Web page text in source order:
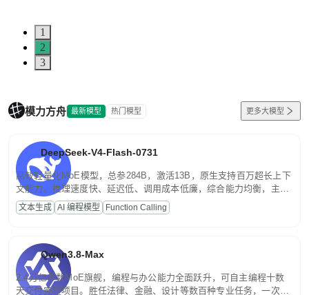
1
2
3
模力方舟 最新模型 热门模型 更多大模型
DeepSeek-V4-Flash-0731
高效轻量化MoE模型，总参284B，激活13B，原生支持百万超长上下
文能力。推理速度快、延迟低、调用成本低廉，综合能力均衡，主打
高并发、轻量化任务，适合日常对话、内容创作、基础 RAG、批量
文案处理等普惠刚需场景。
文本生成 AI 编程模型 Function Calling
Qwen3.8-Max
2.4万亿参数MoE旗舰，编程与办公能力全面跃升，可自主编程十数
天交付完整项目。胜任法律、金融、设计等数百种专业任务，一次对